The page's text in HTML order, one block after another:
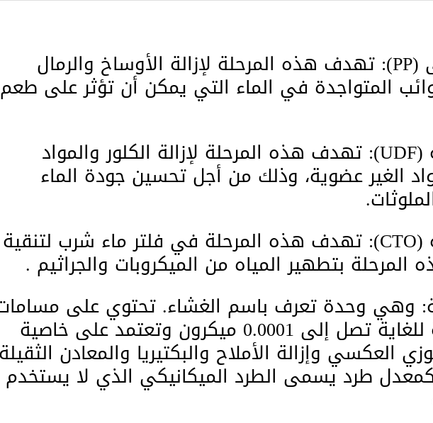
المرحلة الأولى (PP): تهدف هذه المرحلة لإزالة الأوساخ والرمال
المتواجدة في الماء التي يمكن أن تؤثر على طعم
المرحلة الثانية (UDF): تهدف هذه المرحلة لإزالة الكلور والمواد
الغير عضوية، وذلك من أجل تحسين جودة الماء
المرحلة الثالثة (CTO): تهدف هذه المرحلة في فلتر ماء شرب لتنقية
المرحلة بتطهير المياه من الميكروبات والجراثيم .
وهي وحدة تعرف باسم الغشاء. تحتوي على
دقيقة وضيقة للغاية تصل إلى 0.0001 ميكرون وتعتمد على خاصية
العكسي وإزالة الأملاح والبكتيريا والمعادن
من 96% كمعدل طرد يسمى الطرد الميكانيكي الذي لا